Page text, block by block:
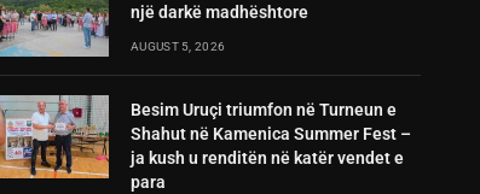
një darkë madhështore
AUGUST 5, 2026
Besim Uruçi triumfon në Turneun e
Shahut në Kamenica Summer Fest –
ja kush u renditën në katër vendet e
para